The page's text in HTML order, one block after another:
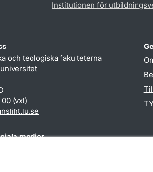
Institutionen för
och teologiska fakulteterna
universitet
(vxl)
.se
medier